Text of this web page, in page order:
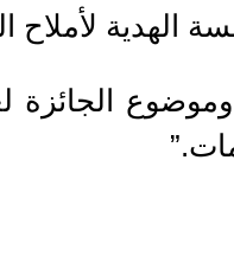
الهدية لأملاح